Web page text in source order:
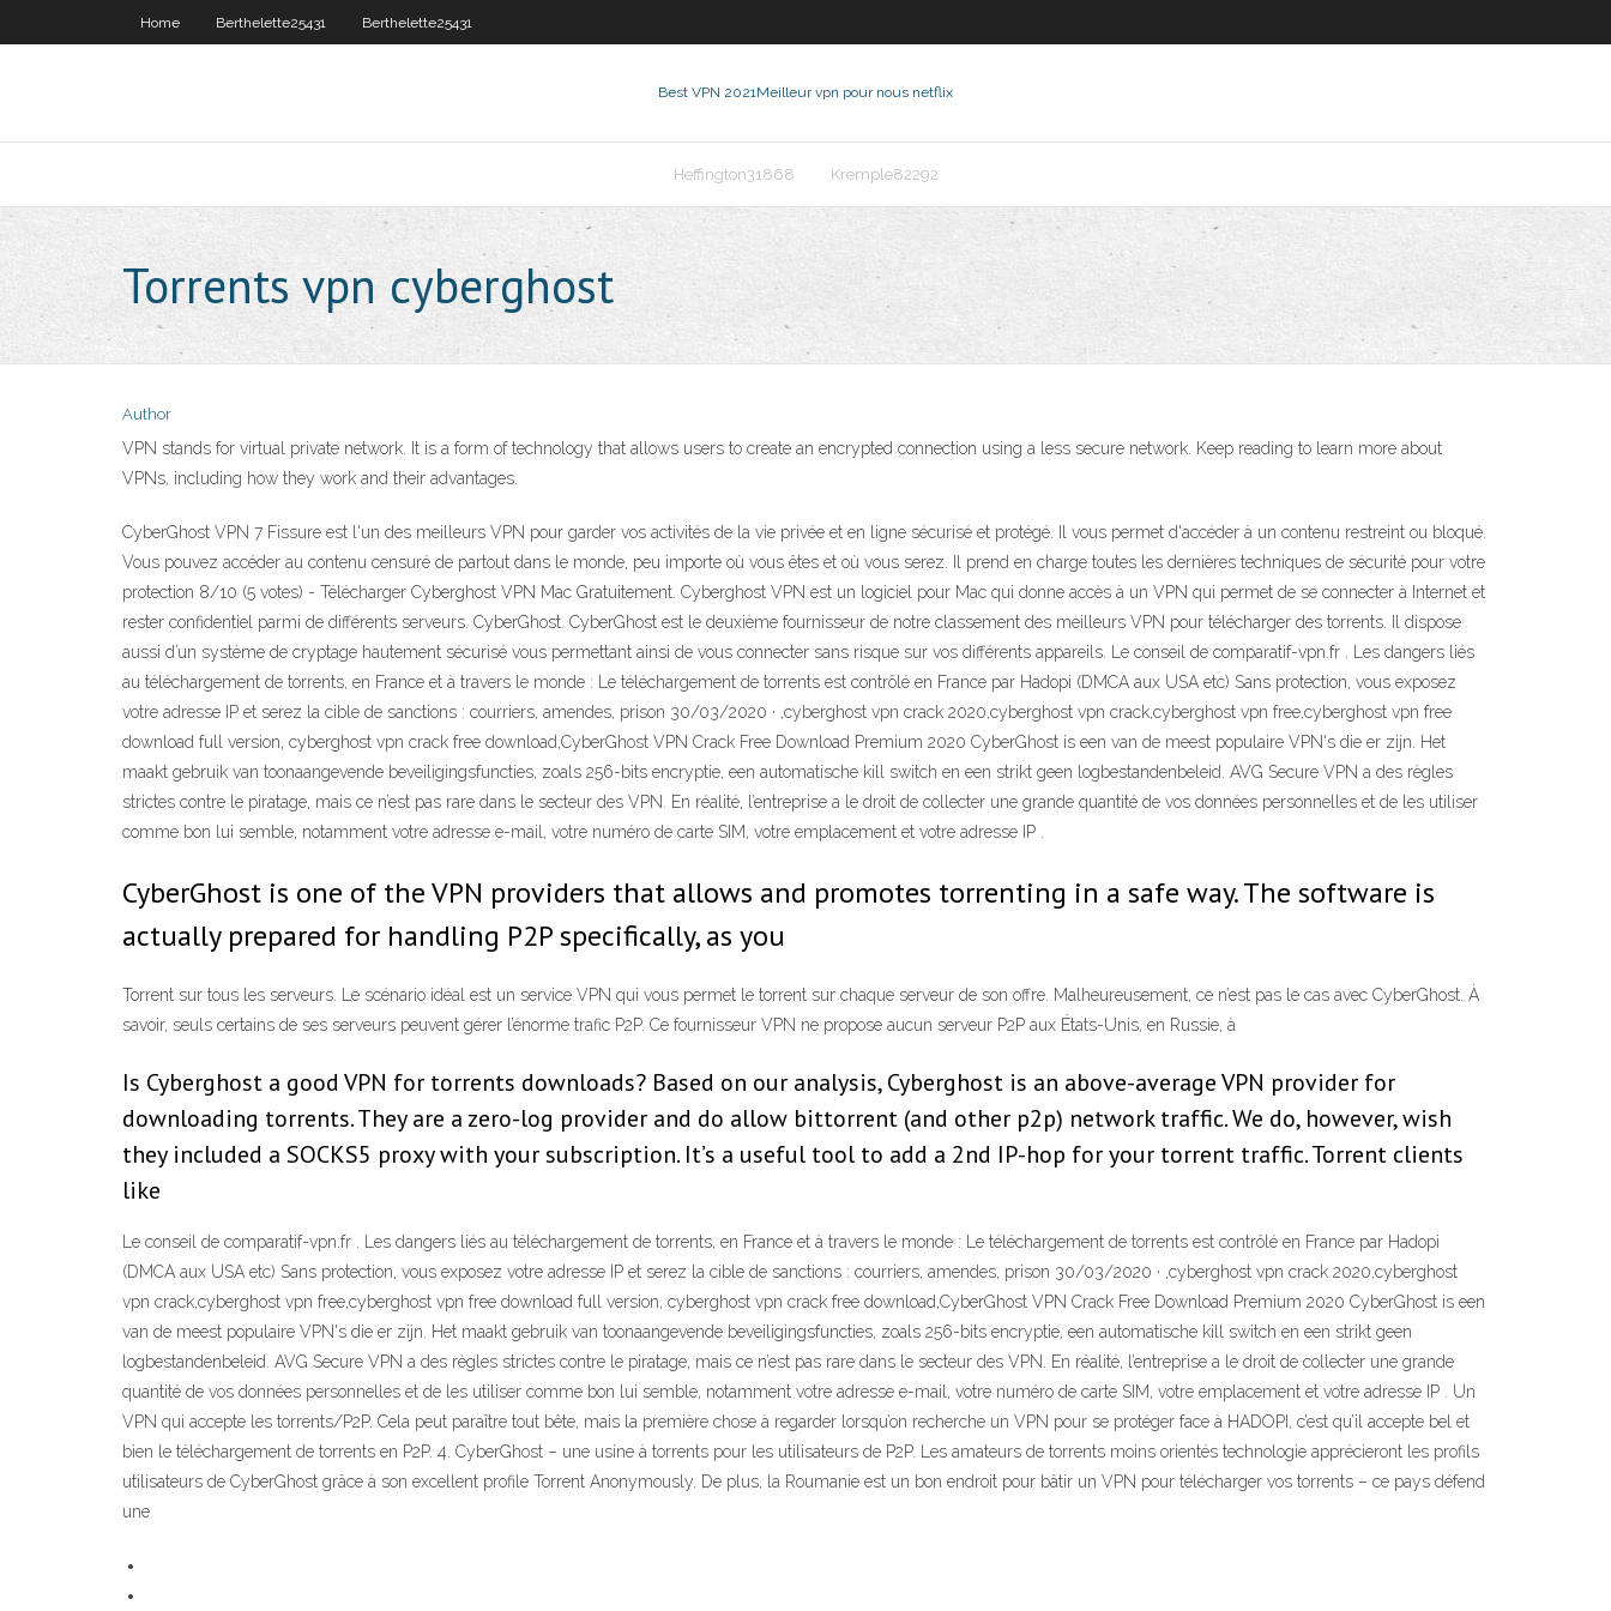
Home Berthelette25431 Berthelette25431
Best VPN 2021Meilleur vpn pour nous netflix
Heffington31868 Kremple82292
Torrents vpn cyberghost
Author
VPN stands for virtual private network. It is a form of technology that allows users to create an encrypted connection using a less secure network. Keep reading to learn more about
VPNs, including how they work and their advantages.
CyberGhost VPN 7 Fissure est l'un des meilleurs VPN pour garder vos activités de la vie privée et en ligne sécurisé et protégé. Il vous permet d'accéder à un contenu restreint ou bloqué.
Vous pouvez accéder au contenu censuré de partout dans le monde, peu importe où vous êtes et où vous serez. Il prend en charge toutes les dernières techniques de sécurité pour votre
protection 8/10 (5 votes) - Télécharger Cyberghost VPN Mac Gratuitement. Cyberghost VPN est un logiciel pour Mac qui donne accès à un VPN qui permet de se connecter à Internet et
rester confidentiel parmi de différents serveurs. CyberGhost. CyberGhost est le deuxième fournisseur de notre classement des meilleurs VPN pour télécharger des torrents. Il dispose
aussi d’un système de cryptage hautement sécurisé vous permettant ainsi de vous connecter sans risque sur vos différents appareils. Le conseil de comparatif-vpn.fr . Les dangers liés
au téléchargement de torrents, en France et à travers le monde : Le téléchargement de torrents est contrôlé en France par Hadopi (DMCA aux USA etc) Sans protection, vous exposez
votre adresse IP et serez la cible de sanctions : courriers, amendes, prison 30/03/2020 · ,cyberghost vpn crack 2020,cyberghost vpn crack,cyberghost vpn free,cyberghost vpn free
download full version, cyberghost vpn crack free download,CyberGhost VPN Crack Free Download Premium 2020 CyberGhost is een van de meest populaire VPN's die er zijn. Het
maakt gebruik van toonaangevende beveiligingsfuncties, zoals 256-bits encryptie, een automatische kill switch en een strikt geen logbestandenbeleid. AVG Secure VPN a des règles
strictes contre le piratage, mais ce n’est pas rare dans le secteur des VPN. En réalité, l’entreprise a le droit de collecter une grande quantité de vos données personnelles et de les utiliser
comme bon lui semble, notamment votre adresse e-mail, votre numéro de carte SIM, votre emplacement et votre adresse IP .
CyberGhost is one of the VPN providers that allows and promotes torrenting in a safe way. The software is
actually prepared for handling P2P specifically, as you
Torrent sur tous les serveurs. Le scénario idéal est un service VPN qui vous permet le torrent sur chaque serveur de son offre. Malheureusement, ce n’est pas le cas avec CyberGhost. À
savoir, seuls certains de ses serveurs peuvent gérer l’énorme trafic P2P. Ce fournisseur VPN ne propose aucun serveur P2P aux États-Unis, en Russie, à
Is Cyberghost a good VPN for torrents downloads? Based on our analysis, Cyberghost is an above-average VPN provider for
downloading torrents. They are a zero-log provider and do allow bittorrent (and other p2p) network traffic. We do, however, wish
they included a SOCKS5 proxy with your subscription. It’s a useful tool to add a 2nd IP-hop for your torrent traffic. Torrent clients
like
Le conseil de comparatif-vpn.fr . Les dangers liés au téléchargement de torrents, en France et à travers le monde : Le téléchargement de torrents est contrôlé en France par Hadopi
(DMCA aux USA etc) Sans protection, vous exposez votre adresse IP et serez la cible de sanctions : courriers, amendes, prison 30/03/2020 · ,cyberghost vpn crack 2020,cyberghost
vpn crack,cyberghost vpn free,cyberghost vpn free download full version, cyberghost vpn crack free download,CyberGhost VPN Crack Free Download Premium 2020 CyberGhost is een
van de meest populaire VPN's die er zijn. Het maakt gebruik van toonaangevende beveiligingsfuncties, zoals 256-bits encryptie, een automatische kill switch en een strikt geen
logbestandenbeleid. AVG Secure VPN a des règles strictes contre le piratage, mais ce n’est pas rare dans le secteur des VPN. En réalité, l’entreprise a le droit de collecter une grande
quantité de vos données personnelles et de les utiliser comme bon lui semble, notamment votre adresse e-mail, votre numéro de carte SIM, votre emplacement et votre adresse IP . Un
VPN qui accepte les torrents/P2P. Cela peut paraître tout bête, mais la première chose à regarder lorsqu’on recherche un VPN pour se protéger face à HADOPI, c’est qu’il accepte bel et
bien le téléchargement de torrents en P2P. 4. CyberGhost – une usine à torrents pour les utilisateurs de P2P. Les amateurs de torrents moins orientés technologie apprécieront les profils
utilisateurs de CyberGhost grâce à son excellent profile Torrent Anonymously. De plus, la Roumanie est un bon endroit pour bâtir un VPN pour télécharger vos torrents – ce pays défend
une